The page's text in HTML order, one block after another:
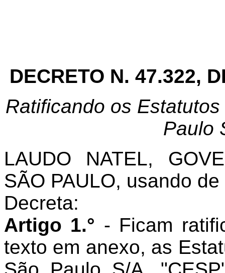
DECRETO N. 47.322,
Ratificando os
Paulo
LAUDO NATEL,
SÃO PAULO, usando
Decreta:
Artigo 1.° - Ficam
texto em anexo, as